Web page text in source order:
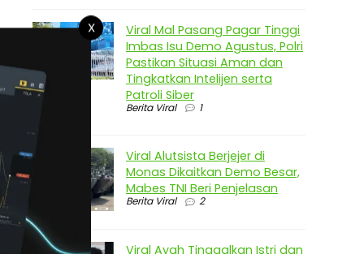
Viral Mal Pasang Pagar Tinggi
Imbas Isu Demo Agustus, Polri
Pastikan Situasi Aman dan
Tingkatkan Intelijen serta
Patroli Siber
Berita Viral 1
Viral Alutsista Berjejer di
Monas Dikaitkan Demo Besar,
Mabes TNI Beri Penjelasan
Berita Viral 2
Viral Ayah Tinggalkan Istri dan
X